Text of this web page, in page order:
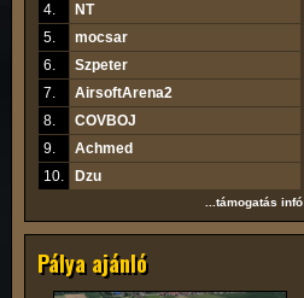
4.
NT
5.
mocsar
6.
Szpeter
7.
AirsoftArena2
8.
COVBOJ
9.
Achmed
10.
Dzu
...támogatás infó
Pálya ajánló